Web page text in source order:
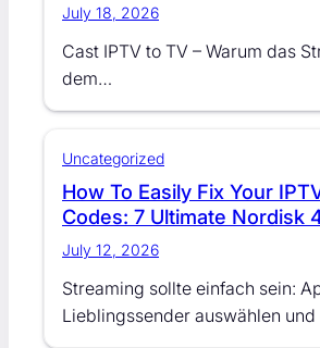
July 18, 2026
Cast IPTV to TV – Warum das
dem…
Uncategorized
How To Easily Fix Your
Codes: 7 Ultimate Nordisk
July 12, 2026
Streaming sollte einfach sein:
Lieblingssender auswählen